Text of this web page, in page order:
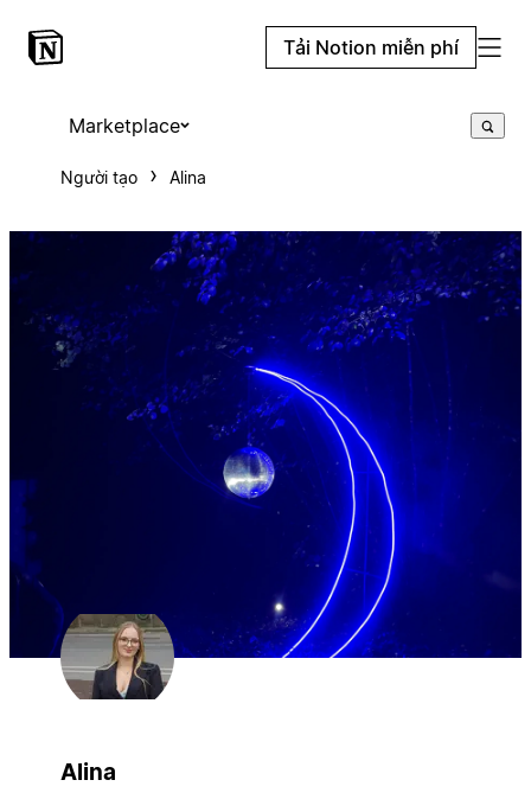
Tải Notion miễn phí
Marketplace
Người tạo Alina
Alina